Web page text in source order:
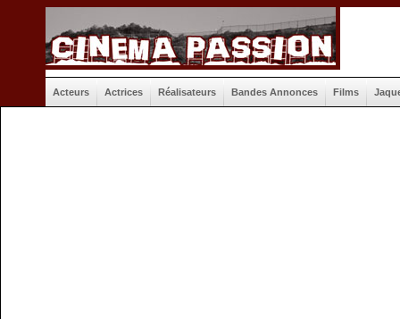
Acteurs Actrices Réalisateurs Bandes Annonces Films